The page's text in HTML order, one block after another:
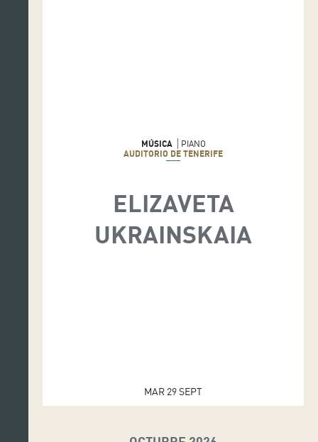
MÚSICA
PIANO
AUDITORIO DE TENERIFE
ELIZAVETA
UKRAINSKAIA
MAR 29 SEPT